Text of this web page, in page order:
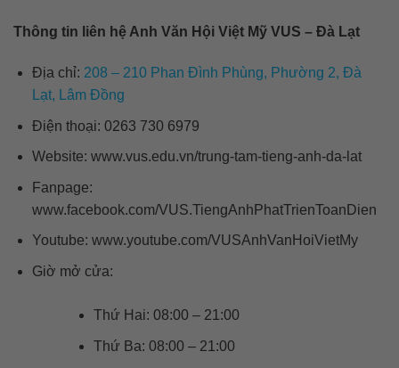
Thông tin liên hệ Anh Văn Hội Việt Mỹ VUS – Đà Lạt
Địa chỉ: 208 – 210 Phan Đình Phùng, Phường 2, Đà
Lạt, Lâm Đồng
Điện thoại: 0263 730 6979
Website: www.vus.edu.vn/trung-tam-tieng-anh-da-lat
Fanpage:
www.facebook.com/VUS.TiengAnhPhatTrienToanDien
Youtube: www.youtube.com/VUSAnhVanHoiVietMy
Giờ mở cửa:
Thứ Hai: 08:00 – 21:00
Thứ Ba: 08:00 – 21:00